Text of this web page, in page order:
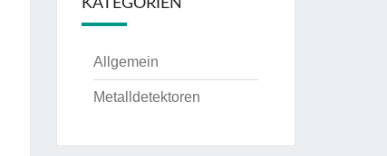
KATEGORIEN
Allgemein
Metalldetektoren